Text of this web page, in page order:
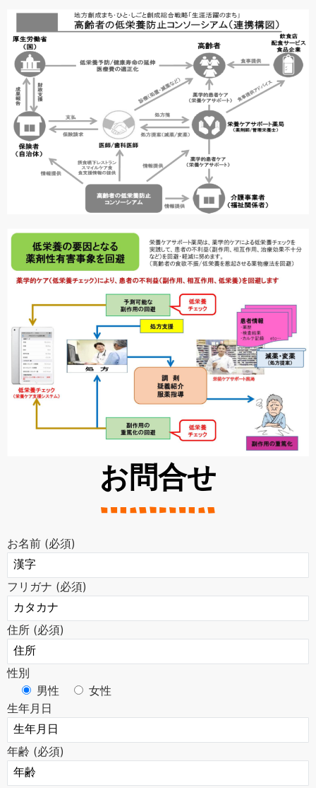
お問合せ
お名前 (必須)
フリガナ (必須)
住所 (必須)
性別
男性
女性
生年月日
年齢 (必須)